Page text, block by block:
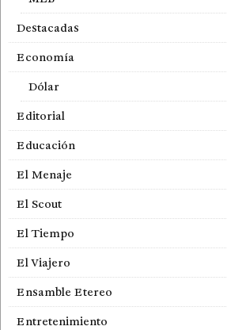
Destacadas
Economía
Dólar
Editorial
Educación
El Menaje
El Scout
El Tiempo
El Viajero
Ensamble Etereo
Entretenimiento